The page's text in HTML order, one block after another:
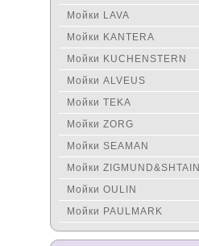
Мойки LAVA
Мойки KANTERA
Мойки KUCHENSTERN
Мойки ALVEUS
Мойки TEKA
Мойки ZORG
Мойки SEAMAN
Мойки ZIGMUND&SHTAIN
Мойки OULIN
Мойки PAULMARK